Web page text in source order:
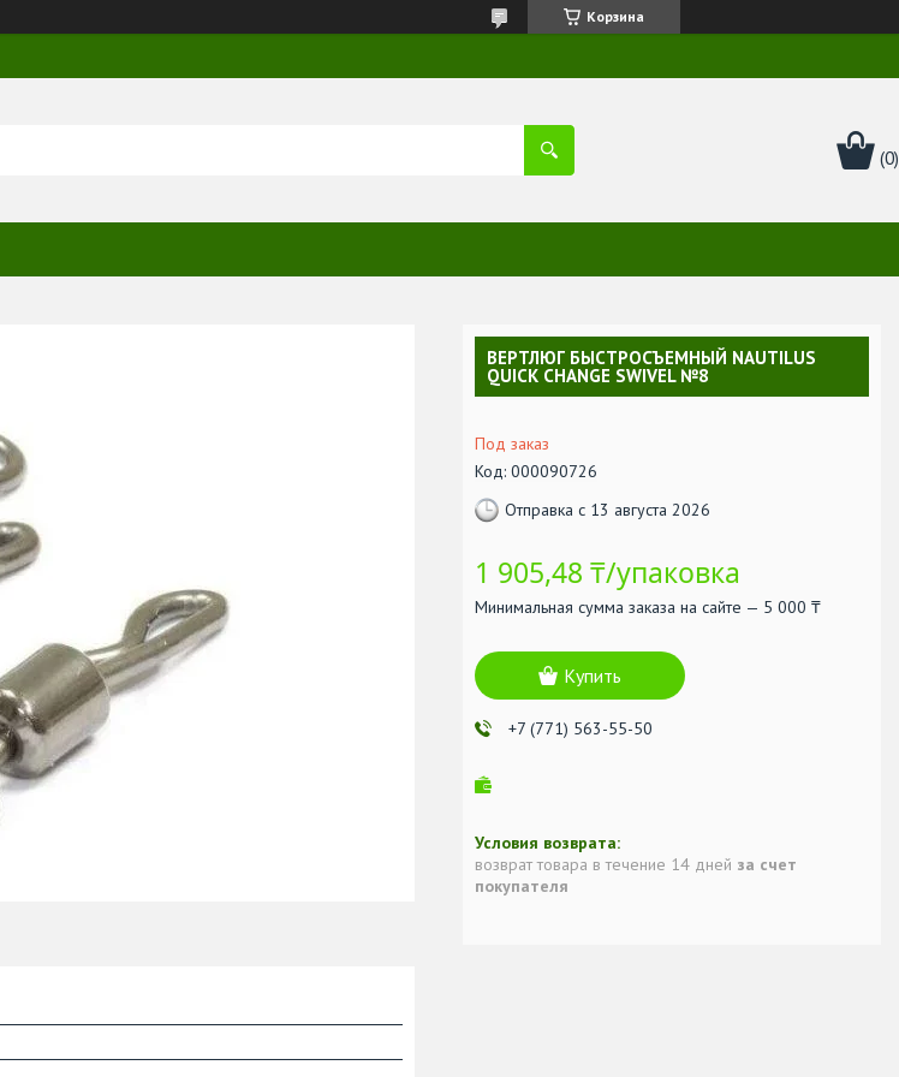
Корзина
ВЕРТЛЮГ БЫСТРОСЪЕМНЫЙ NAUTILUS
QUICK CHANGE SWIVEL №8
Под заказ
Код: 000090726
Отправка с 13 августа 2026
1 905,48 ₸/упаковка
Минимальная сумма заказа на сайте — 5 000 ₸
Купить
+7 (771) 563-55-50
возврат товара в течение 14 дней за счет
покупателя